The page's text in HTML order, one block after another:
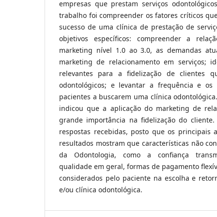
empresas que prestam serviços
trabalho foi compreender os fatores críticos
sucesso de uma clínica de prestação de
objetivos específicos: compreender a
marketing nível 1.0 ao 3.0, as demandas
marketing de relacionamento em serviços;
relevantes para a fidelização de clientes
odontológicos; e levantar a frequência e os
pacientes a buscarem uma clínica
indicou que a aplicação do marketing de
grande importância na fidelização do
respostas recebidas, posto que os principais
resultados mostram que características não
da Odontologia, como a confiança
qualidade em geral, formas de pagamento
considerados pelo paciente na escolha e
e/ou clínica odontológica.